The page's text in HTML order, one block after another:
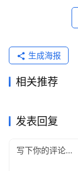
生成海报
相关推荐
器)v1.101.0 下载
Win应用
发表回复